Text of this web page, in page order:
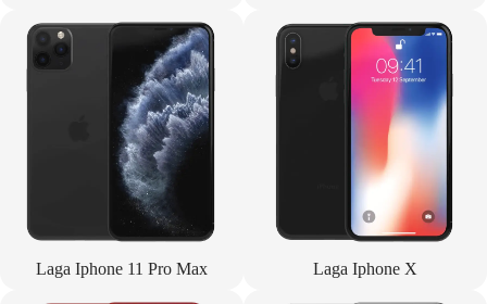
Laga Iphone 11 Pro Max Laga Iphone X